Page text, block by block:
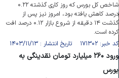
شاخص کل بورس که روز کاری گذشته ۰.۲۲
درصد کاهش یافته بود، امروز نیز پس از
گذشت ۱۴ دقیقه از شروع بازار ۰.۱۲ درصد افت
کرده است.
کد خبر: ۱۷۱۳۰۲ تاریخ انتشار : ۱۴۰۳/۱۱/۱۳
ورود ۲۶۰ میلیارد تومان نقدینگی به
بورس